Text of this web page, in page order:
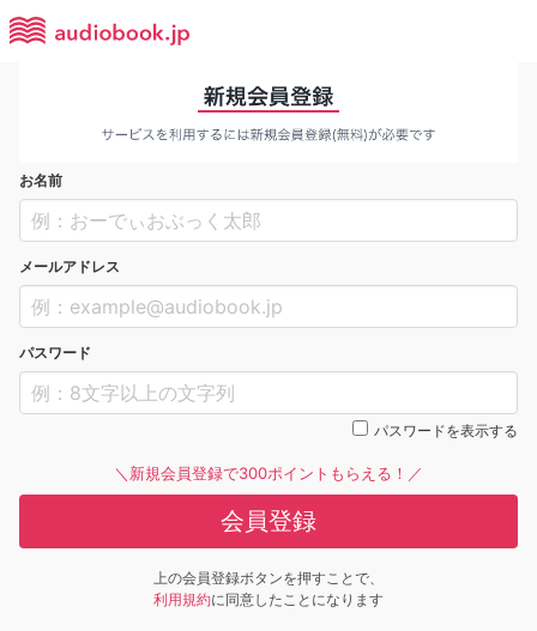
お名前
メールアドレス
パスワード
パスワードを表示する
＼新規会員登録で300ポイントもらえる！／
会員登録
上の会員登録ボタンを押すことで、
利用規約に同意したことになります